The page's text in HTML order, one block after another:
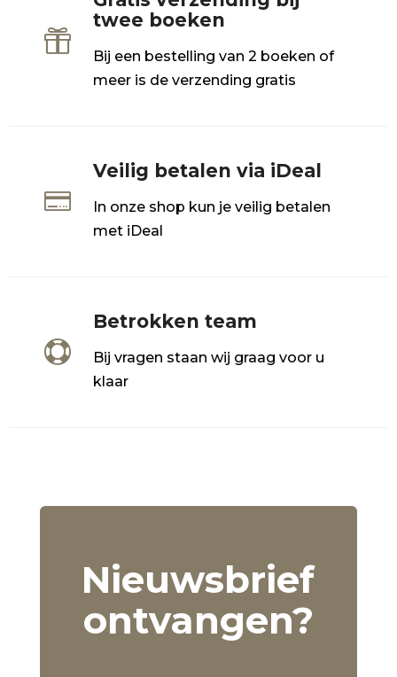

twee boeken
Bij een bestelling van 2 boeken of
meer is de verzending gratis

Veilig betalen via iDeal
In onze shop kun je veilig betalen
met iDeal

Betrokken team
Bij vragen staan wij graag voor u
klaar
Nieuwsbrief
ontvangen?